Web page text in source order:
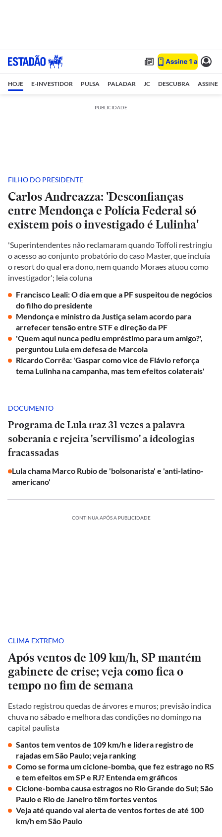
HOJE E-INVESTIDOR PULSA PALADAR JC DESCUBRA ASSINE
PUBLICIDADE
FILHO DO PRESIDENTE
Carlos Andreazza: 'Desconfianças
entre Mendonça e Polícia Federal só
existem pois o investigado é Lulinha'
'Superintendentes não reclamaram quando Toffoli restringiu
o acesso ao conjunto probatório do caso Master, que incluía
o resort do qual era dono, nem quando Moraes atuou como
investigador'; leia coluna
Francisco Leali: O dia em que a PF suspeitou de negócios
do filho do presidente
Mendonça e ministro da Justiça selam acordo para
arrefecer tensão entre STF e direção da PF
'Quem aqui nunca pediu empréstimo para um amigo?',
perguntou Lula em defesa de Marcola
Ricardo Corrêa: 'Gaspar como vice de Flávio reforça
tema Lulinha na campanha, mas tem efeitos colaterais'
DOCUMENTO
Programa de Lula traz 31 vezes a palavra
soberania e rejeita 'servilismo' a ideologias
fracassadas
Lula chama Marco Rubio de 'bolsonarista' e 'anti-latino-
americano'
CONTINUA APÓS A PUBLICIDADE
CLIMA EXTREMO
Após ventos de 109 km/h, SP mantém
gabinete de crise; veja como fica o
tempo no fim de semana
Estado registrou quedas de árvores e muros; previsão indica
chuva no sábado e melhora das condições no domingo na
capital paulista
Santos tem ventos de 109 km/h e lidera registro de
rajadas em São Paulo; veja ranking
Como se forma um ciclone-bomba, que fez estrago no RS
e tem efeitos em SP e RJ? Entenda em gráficos
Ciclone-bomba causa estragos no Rio Grande do Sul; São
Paulo e Rio de Janeiro têm fortes ventos
Veja até quando vai alerta de ventos fortes de até 100
km/h em São Paulo